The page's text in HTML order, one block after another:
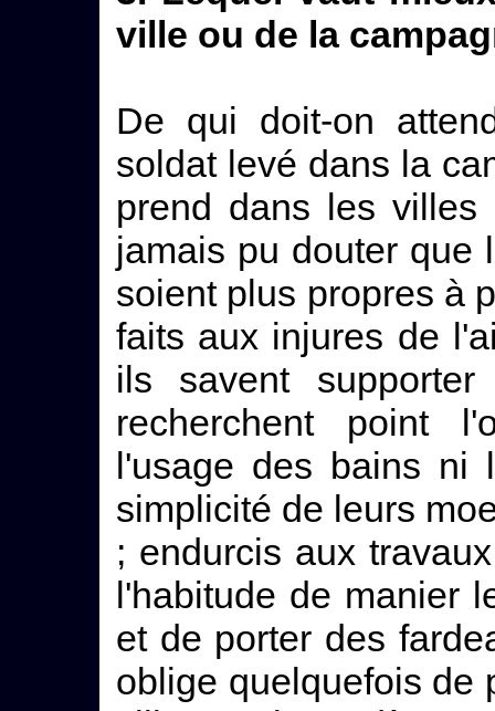
ville ou de la
De qui doit-on
soldat levé dans la
prend dans les
jamais pu douter que
soient plus propres à
faits aux injures de
ils savent
recherchent point
l'usage des bains ni
simplicité de leurs
; endurcis aux
l'habitude de manier
et de porter des
oblige quelquefois de